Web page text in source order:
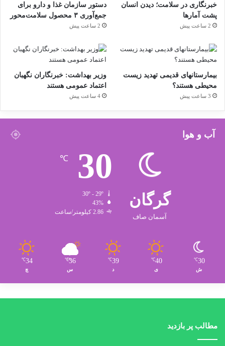
خبرنگاری در سلامت؛ دیدن انسان
پشت آمارها
2 ساعت پیش
دستور سازمان غذا و دارو برای
جمع‌آوری ۳ محصول سلامت‌محور
2 ساعت پیش
بیمارستانهای قدیمی تهدید زیست
محیطی هستند؟
3 ساعت پیش
وزیر بهداشت: خبرنگاران نگهبان
اعتماد عمومی هستند
4 ساعت پیش
آب و هوا
گرگان
آسمان صاف
30
℃
43%
2.86 کیلومتر/ساعت
30
℃
ش
40
℃
ی
39
℃
د
36
℃
س
34
℃
چ
مطالب پر بازدید